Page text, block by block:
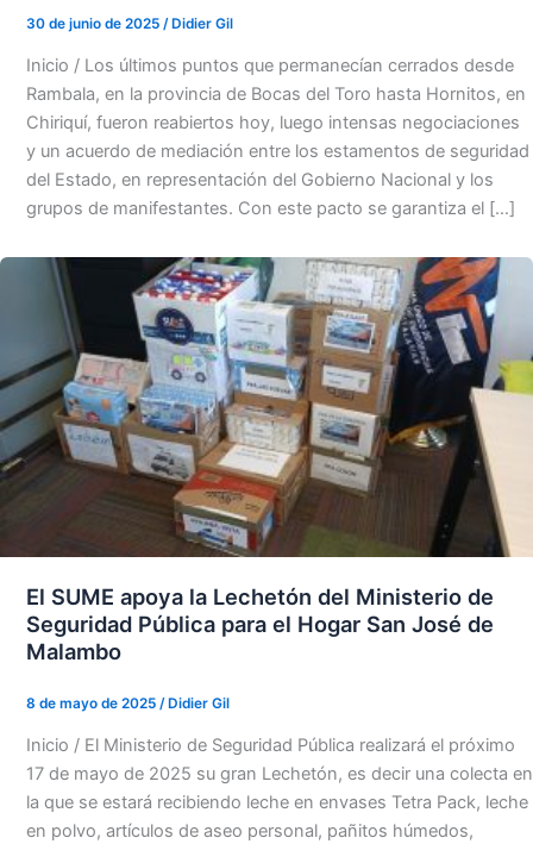
30 de junio de 2025 /Didier Gil
Inicio / Los últimos puntos que permanecían cerrados desde
Rambala, en la provincia de Bocas del Toro hasta Hornitos, en
Chiriquí, fueron reabiertos hoy, luego intensas negociaciones
y un acuerdo de mediación entre los estamentos de seguridad
del Estado, en representación del Gobierno Nacional y los
grupos de manifestantes. Con este pacto se garantiza el […]
El SUME apoya la Lechetón del Ministerio de
Seguridad Pública para el Hogar San José de
Malambo
8 de mayo de 2025 /Didier Gil
Inicio / El Ministerio de Seguridad Pública realizará el próximo
17 de mayo de 2025 su gran Lechetón, es decir una colecta en
la que se estará recibiendo leche en envases Tetra Pack, leche
en polvo, artículos de aseo personal, pañitos húmedos,